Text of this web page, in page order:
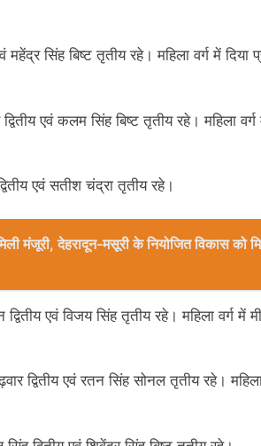
सिंह बिष्ट तृतीय रहे। महिला वर्ग में दिया
एवं कलम सिंह बिष्ट तृतीय रहे। महिला वर्ग
एवं सतीश चंद्रा तृतीय रहे।
मंजूरी, देहरादून-मसूरी के नियोजित विकास को
एवं विजय सिंह तृतीय रहे। महिला वर्ग में
द्वितीय एवं रतन सिंह सोनल तृतीय रहे।